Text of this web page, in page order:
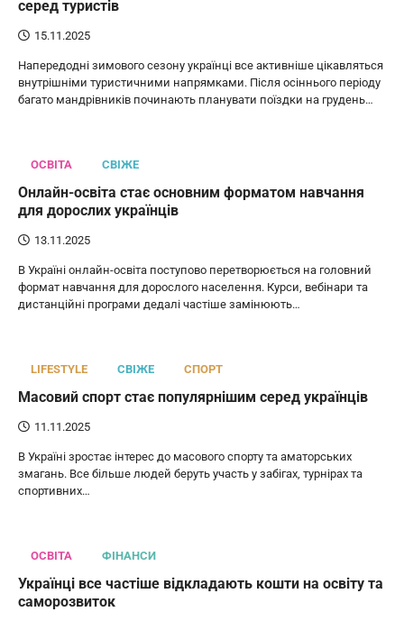
серед туристів
15.11.2025
Напередодні зимового сезону українці все активніше цікавляться
внутрішніми туристичними напрямками. Після осіннього періоду
багато мандрівників починають планувати поїздки на грудень…
ОСВІТА СВІЖЕ
Онлайн-освіта стає основним форматом навчання
для дорослих українців
13.11.2025
В Україні онлайн-освіта поступово перетворюється на головний
формат навчання для дорослого населення. Курси, вебінари та
дистанційні програми дедалі частіше замінюють…
LIFESTYLE СВІЖЕ СПОРТ
Масовий спорт стає популярнішим серед українців
11.11.2025
В Україні зростає інтерес до масового спорту та аматорських
змагань. Все більше людей беруть участь у забігах, турнірах та
спортивних…
ОСВІТА ФІНАНСИ
Українці все частіше відкладають кошти на освіту та
саморозвиток